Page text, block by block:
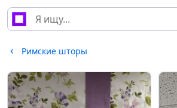
Римские шторы